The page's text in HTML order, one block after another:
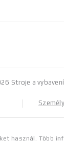
Stroje a
használ. Több